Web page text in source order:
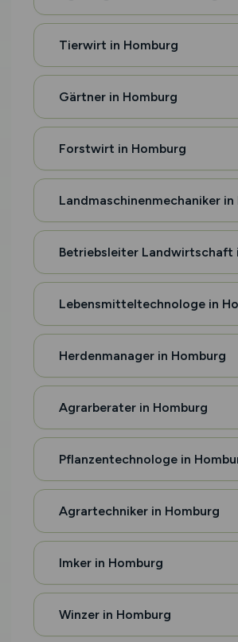
Tierwirt in Homburg
Gärtner in Homburg
Forstwirt in Homburg
Landmaschinenmechaniker in
Betriebsleiter Landwirtschaft
Lebensmitteltechnologe in
Herdenmanager in Homburg
Agrarberater in Homburg
Pflanzentechnologe in
Agrartechniker in Homburg
Imker in Homburg
Winzer in Homburg